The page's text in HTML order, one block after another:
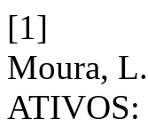
[1]
Moura,
ATIVOS: